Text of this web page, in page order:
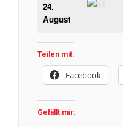
24.
August
Teilen mit:
Facebook
Gefällt mir: